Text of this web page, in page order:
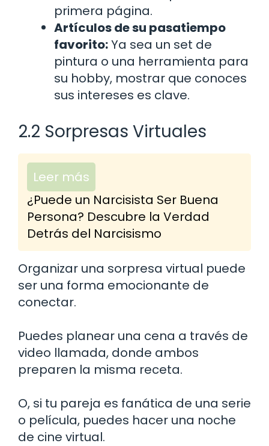
primera página.
Artículos de su pasatiempo
favorito:Ya sea un set de
pintura o una herramienta para
su hobby, mostrar que conoces
sus intereses es clave.
2.2 Sorpresas Virtuales
Leer más
¿Puede un Narcisista Ser Buena
Persona? Descubre la Verdad
Detrás del Narcisismo
Organizar una sorpresa virtual puede
ser una forma emocionante de
conectar.
Puedes planear una cena a través de
video llamada, donde ambos
preparen la misma receta.
O, si tu pareja es fanática de una serie
o película, puedes hacer una noche
de cine virtual.